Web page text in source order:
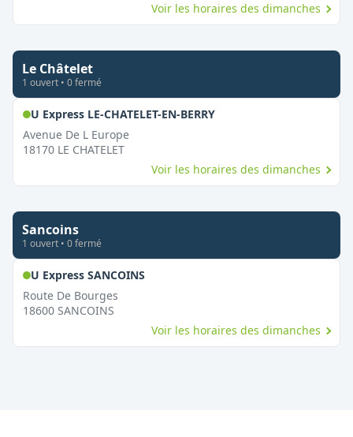
Voir les horaires des dimanches
Le Châtelet
1 ouvert • 0fermé
U Express LE-CHATELET-EN-BERRY,
Avenue De L Europe
18170 LE CHATELET
Voir les horaires des dimanches
Sancoins
1 ouvert • 0fermé
U Express SANCOINS,
Route De Bourges
18600 SANCOINS
Voir les horaires des dimanches